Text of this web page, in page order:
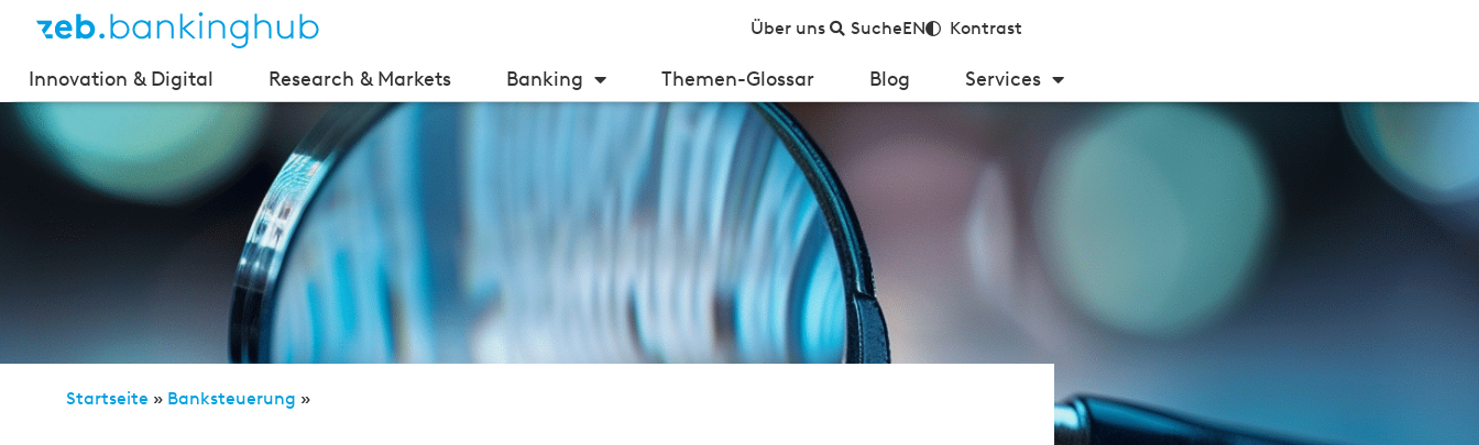
Über uns SucheEN Kontrast
Innovation & Digital Research & Markets Banking Themen-Glossar Blog Services
Startseite » Banksteuerung »